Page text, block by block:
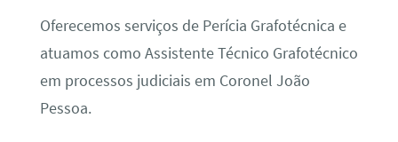
Oferecemos serviços de Perícia Grafotécnica e
atuamos como Assistente Técnico Grafotécnico
em processos judiciais em Coronel João
Pessoa.